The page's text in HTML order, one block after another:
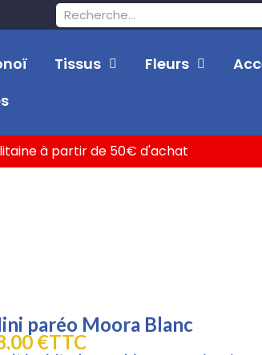
Tissus Fleurs
à partir de 50€ d'achat
paréo Moora Blanc
€TTC